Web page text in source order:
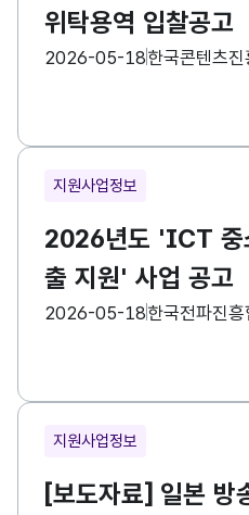
위탁용역 입찰공고
등록일
2026-05-18수집기관한국콘텐츠진
지원사업정보
2026년도 'ICT 중
출 지원' 사업 공고
등록일
2026-05-18수집기관한국전파진흥
지원사업정보
[보도자료] 일본 방